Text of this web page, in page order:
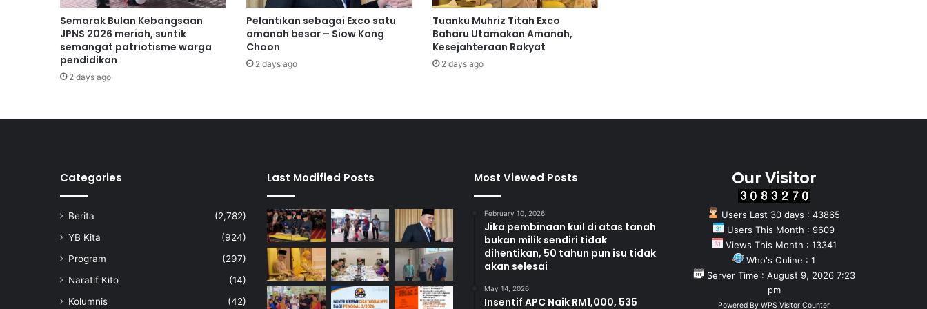
a
n
e
k
o
m
g
a
l
e
g
r
5
:
P
c
e
f
o
r
m
a
s
Semarak Bulan Kebangsaan
JPNS 2026 meriah, suntik
semangat patriotisme warga
pendidikan
2 days ago
Pelantikan sebagai Exco satu
amanah besar – Siow Kong
Choon
2 days ago
Tuanku Muhriz Titah Exco
Baharu Utamakan Amanah,
Kesejahteraan Rakyat
2 days ago
Categories
Berita
(2,782)
YB Kita
(924)
Program
(297)
Naratif Kito
(14)
Kolumnis
(42)
Last Modified Posts Most Viewed Posts
February 10, 2026
Jika pembinaan kuil di atas tanah
bukan milik sendiri tidak
dihentikan, 50 tahun pun isu tidak
akan selesai
May 14, 2026
Insentif APC Naik RM1,000, 535
Our Visitor
Users Last 30 days : 43865
Users This Month : 9609
Views This Month : 13341
Who's Online : 1
Server Time : August 9, 2026 7:23
pm
Powered By WPS Visitor Counter